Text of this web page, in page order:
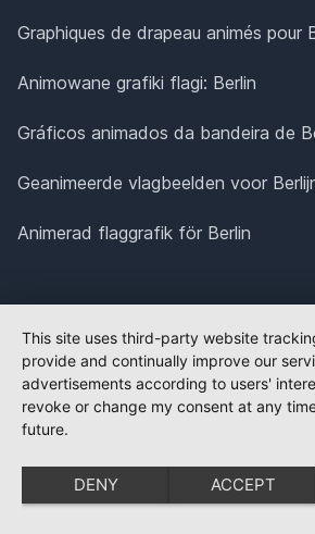
Graphiques de drapeau animés pour
Animowane grafiki flagi: Berlin
Gráficos animados da bandeira de
Geanimeerde vlagbeelden voor
Animerad flaggrafik för Berlin
This site uses third-party website
provide and continually improve our
advertisements according to users'
revoke or change my consent at any
future.
DENY ACCEPT